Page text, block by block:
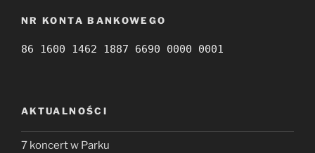
NR KONTA BANKOWEGO
86 1600 1462 1887 6690 0000 0001
AKTUALNOŚCI
7 koncert w Parku